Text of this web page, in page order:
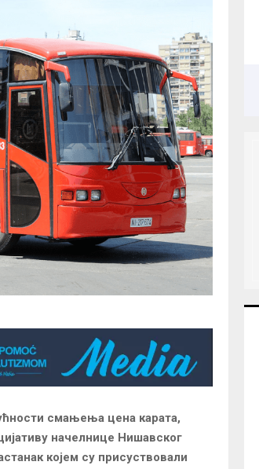
смањења цена карата,
начелнице Нишавског
којем су присуствовали